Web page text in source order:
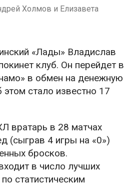
Холмов и Елизавета
«Лады» Владислав
клуб. Он перейдет в
в обмен на денежную
стало известно 17
вратарь в 28 матчах
(сыграв 4 игры на «0»)
бросков.
в число лучших
статистическим